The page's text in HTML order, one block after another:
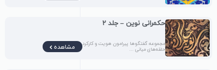
حکمرانی نوین – جلد ۲
مجموعه گفتگوها پیرامون هویت و کارکرد
حلقه‌های میانی ...
مشاهده